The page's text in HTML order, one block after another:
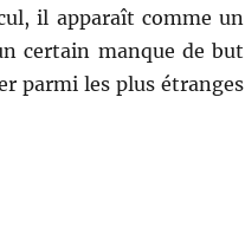
il apparaît comme un
certain manque de but
parmi les plus étranges